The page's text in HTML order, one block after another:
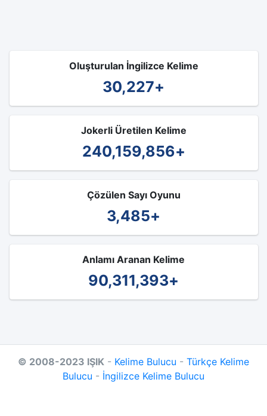
Oluşturulan İngilizce Kelime
30,227+
Jokerli Üretilen Kelime
240,159,856+
Çözülen Sayı Oyunu
3,485+
Anlamı Aranan Kelime
90,311,393+
© 2008-2023 IŞIK - Kelime Bulucu - Türkçe Kelime
Bulucu - İngilizce Kelime Bulucu